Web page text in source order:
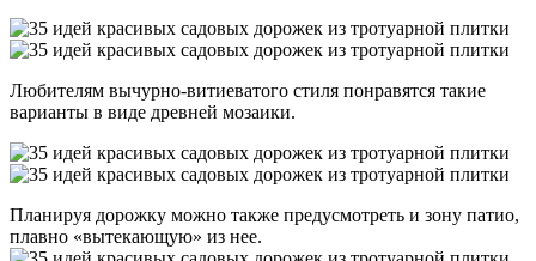
Любителям вычурно-витиеватого стиля понравятся такие
варианты в виде древней мозаики.
Планируя дорожку можно также предусмотреть и зону патио,
плавно «вытекающую» из нее.